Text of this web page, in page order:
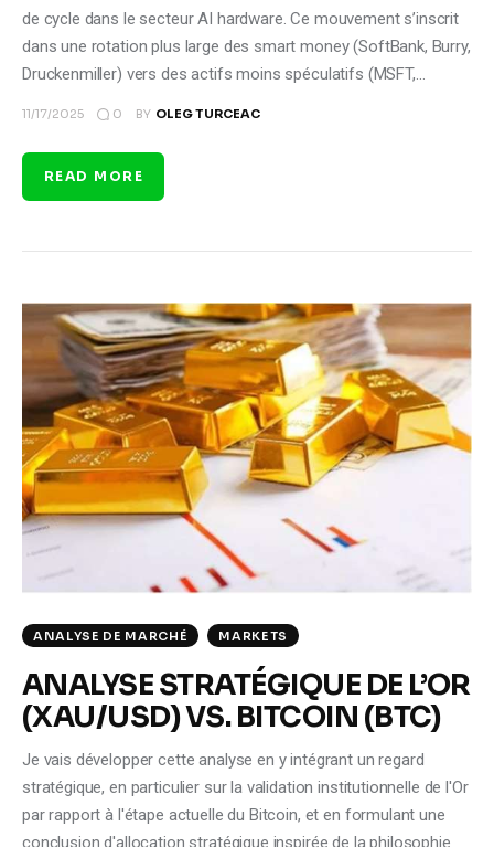
de cycle dans le secteur AI hardware. Ce mouvement s’inscrit
dans une rotation plus large des smart money (SoftBank, Burry,
Druckenmiller) vers des actifs moins spéculatifs (MSFT,…
11/17/2025 0 BY OLEG TURCEAC
READ MORE
ANALYSE DE MARCHÉ MARKETS
ANALYSE STRATÉGIQUE DE L’OR
(XAU/USD) VS. BITCOIN (BTC)
Je vais développer cette analyse en y intégrant un regard
stratégique, en particulier sur la validation institutionnelle de l'Or
par rapport à l'étape actuelle du Bitcoin, et en formulant une